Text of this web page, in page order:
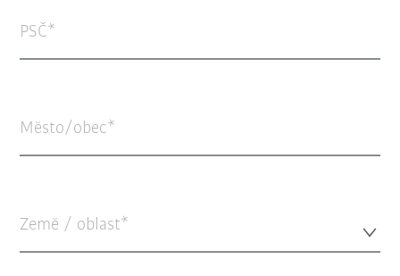
PSČ
Město/obec
Země / oblast*